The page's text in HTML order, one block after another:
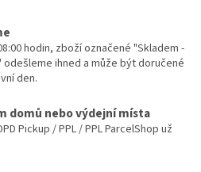
hodin, zboží označené "Skladem -
odešleme ihned a může být doručené
den.
domů nebo výdejní místa
Pickup / PPL / PPL ParcelShop už